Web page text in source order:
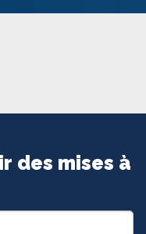
des mises à